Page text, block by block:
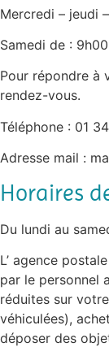
Mercredi – jeudi
Samedi de :
Pour répondre à
rendez-vous.
Téléphone : 01
Adresse mail :
Horaires
Du lundi au
L’ agence
par le personnel
réduites sur
véhiculées),
déposer des